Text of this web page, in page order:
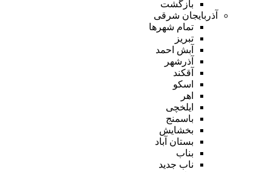
بازگشت
آذربایجان شرقی
تمام شهر‌ها
تبریز
آبش احمد
آذرشهر
آقکند
اسکو
اهر
ایلخچی
باسمنج
بخشایش
بستان آباد
بناب
ناب جدید